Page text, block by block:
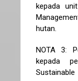
kepada
hutan.
NOTA 3:
kepada